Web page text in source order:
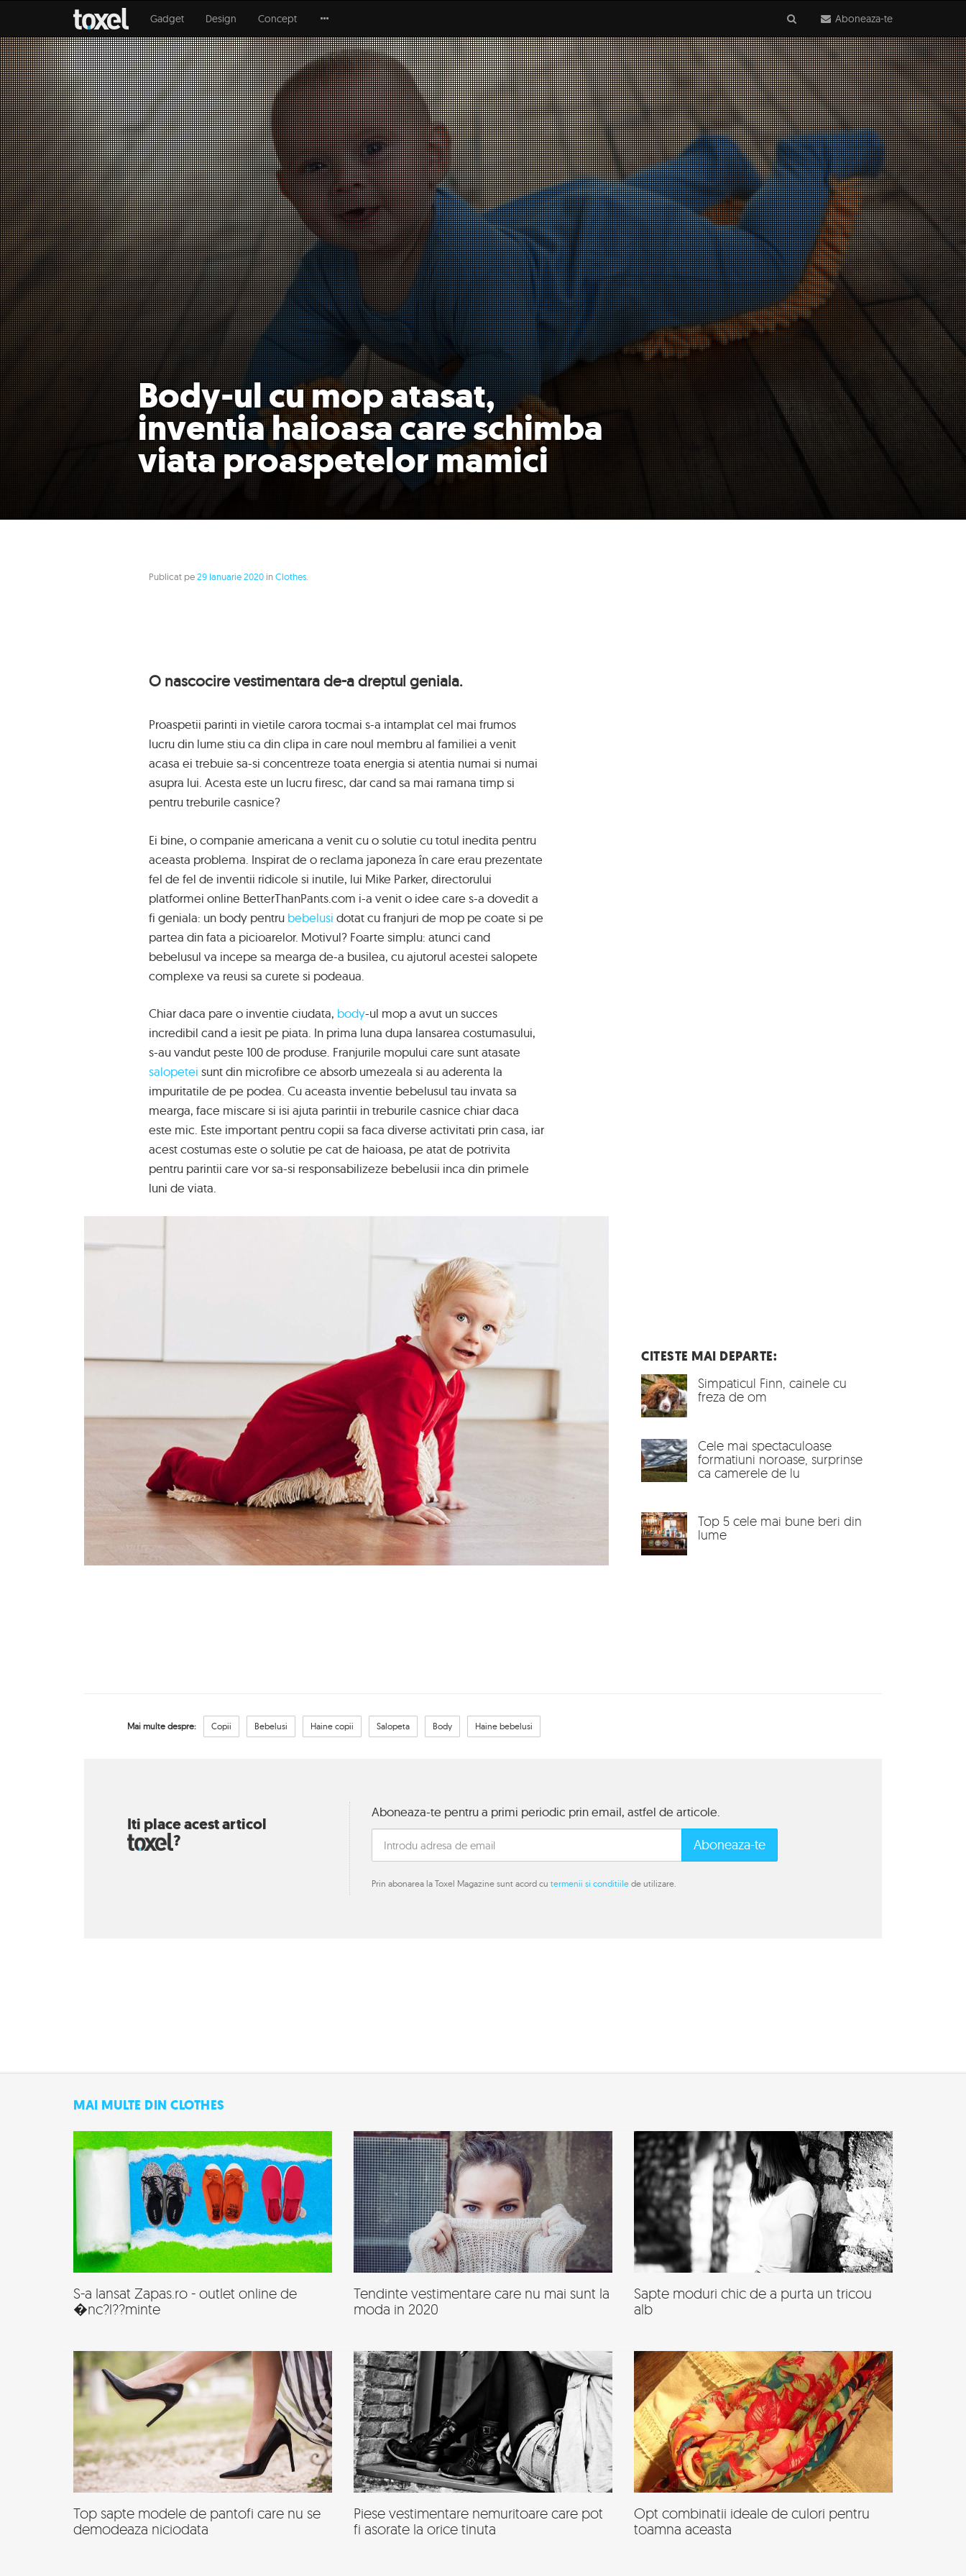
Aboneaza-te
Gadget Design Concept
Body-ul cu mop atasat,
inventia haioasa care schimba
viata proaspetelor mamici
Publicat pe29 Ianuarie 2020 inClothes
O nascocire vestimentara de-a dreptul geniala.
Proaspetii parinti in vietile carora tocmai s-a intamplat cel mai frumos
lucru din lume stiu ca din clipa in care noul membru al familiei a venit
acasa ei trebuie sa-si concentreze toata energia si atentia numai si numai
asupra lui. Acesta este un lucru firesc, dar cand sa mai ramana timp si
pentru treburile casnice?
Ei bine, o companie americana a venit cu o solutie cu totul inedita pentru
aceasta problema. Inspirat de o reclama japoneza în care erau prezentate
fel de fel de inventii ridicole si inutile, lui Mike Parker, directorului
platformei online BetterThanPants.com i-a venit o idee care s-a dovedit a
fi geniala: un body pentru bebelusi dotat cu franjuri de mop pe coate si pe
partea din fata a picioarelor. Motivul? Foarte simplu: atunci cand
bebelusul va incepe sa mearga de-a busilea, cu ajutorul acestei salopete
complexe va reusi sa curete si podeaua.
Chiar daca pare o inventie ciudata, body-ul mop a avut un succes
incredibil cand a iesit pe piata. In prima luna dupa lansarea costumasului,
s-au vandut peste 100 de produse. Franjurile mopului care sunt atasate
salopetei sunt din microfibre ce absorb umezeala si au aderenta la
impuritatile de pe podea. Cu aceasta inventie bebelusul tau invata sa
mearga, face miscare si isi ajuta parintii in treburile casnice chiar daca
este mic. Este important pentru copii sa faca diverse activitati prin casa, iar
acest costumas este o solutie pe cat de haioasa, pe atat de potrivita
pentru parintii care vor sa-si responsabilizeze bebelusii inca din primele
luni de viata.
CITESTE MAI DEPARTE:
Simpaticul Finn, cainele cu
freza de om
Cele mai spectaculoase
formatiuni noroase, surprinse
ca camerele de lu
Top 5 cele mai bune beri din
lume
Mai multe despre: Copii Bebelusi Haine copii Salopeta Body Haine bebelusi
Iti place acest articol
?
Aboneaza-te pentru a primi periodic prin email, astfel de articole.
Aboneaza-te
Prin abonarea la Toxel Magazine sunt acord cu termenii si conditiile de utilizare.
MAI MULTE DIN CLOTHES
S-a lansat Zapas.ro - outlet online de
�nc?l??minte
Tendinte vestimentare care nu mai sunt la
moda in 2020
Sapte moduri chic de a purta un tricou
alb
Top sapte modele de pantofi care nu se
demodeaza niciodata
Piese vestimentare nemuritoare care pot
fi asorate la orice tinuta
Opt combinatii ideale de culori pentru
toamna aceasta